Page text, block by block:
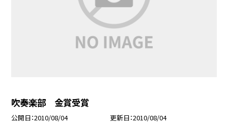
吹奏楽部 金賞受賞
公開日 2010/08/04 更新日 2010/08/04